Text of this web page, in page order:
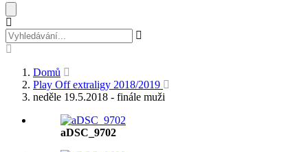
Domů
Play Off extraligy 2018/2019
neděle 19.5.2018 - finále muži
aDSC_9702